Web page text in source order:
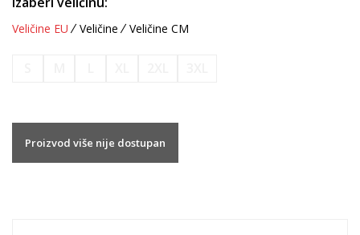
Veličine EU Veličine Veličine CM
Proizvod više nije dostupan